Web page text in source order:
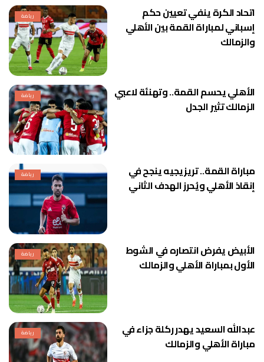
رياضة
اتحاد الكرة ينفي تعيين حكم
إسباني لمباراة القمة بين الأهلي
والزمالك
رياضة
الأهلي يحسم القمة.. وتهنئة لاعبي
الزمالك تثير الجدل
رياضة
مباراة القمة.. تريزيجيه ينجح في
إنقاذ الأهلي ويُحرز الهدف الثاني
رياضة
الأبيض يفرض انتصاره في الشوط
الأول بمباراة الأهلي والزمالك
رياضة
عبدالله السعيد يهدر ركلة جزاء في
مباراة الأهلي والزمالك